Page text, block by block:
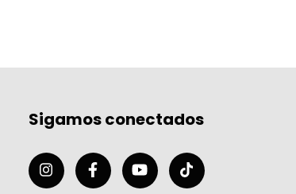
Sigamos conectados